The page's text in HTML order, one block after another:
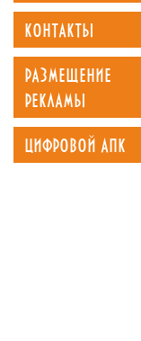
контакты
размещение
рекламы
цифровой апк